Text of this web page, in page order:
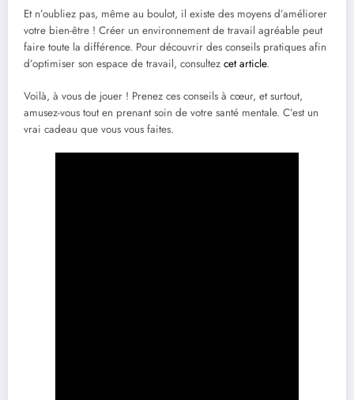
Et n’oubliez pas, même au boulot, il existe des moyens d’améliorer
votre bien-être ! Créer un environnement de travail agréable peut
faire toute la différence. Pour découvrir des conseils pratiques afin
d’optimiser son espace de travail, consultez cet article.
Voilà, à vous de jouer ! Prenez ces conseils à cœur, et surtout,
amusez-vous tout en prenant soin de votre santé mentale. C’est un
vrai cadeau que vous vous faites.